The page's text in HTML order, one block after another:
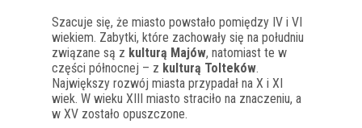
Szacuje się, że miasto powstało pomiędzy IV i VI
wiekiem. Zabytki, które zachowały się na południu
związane są z kulturą Majów, natomiast te w
części północnej – z kulturą Tolteków.
Największy rozwój miasta przypadał na X i XI
wiek. W wieku XIII miasto straciło na znaczeniu, a
w XV zostało opuszczone.